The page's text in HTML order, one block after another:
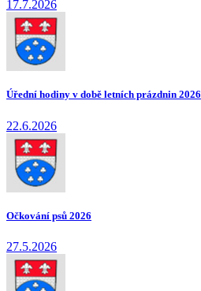
17.7.2026
Úřední hodiny v době letních prázdnin 2026
22.6.2026
Očkování psů 2026
27.5.2026